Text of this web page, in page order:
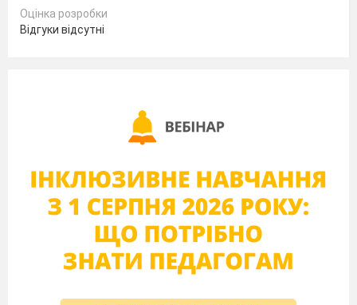
«Духовна
спадщина
мого
народу»
Юдіна Юлія
Володимирівна
Карнаухов
Лука
Плоха
Вероніка
Оцінка розробки
Відгуки відсутні